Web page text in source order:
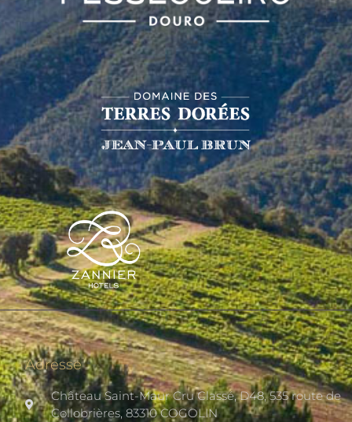
Adresse
Château Saint-Maur Cru Classé, D48, 535 route de
Collobrières, 83310 COGOLIN